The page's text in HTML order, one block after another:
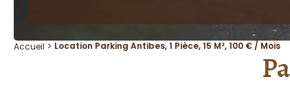
Accueil Location Parking Antibes, 1 Pièce, 15 M², 100 € / Mois